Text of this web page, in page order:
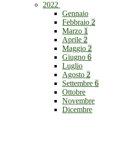
2022
Gennaio
Febbraio 2
Marzo 1
Aprile 2
Maggio 2
Giugno 6
Luglio
Agosto 2
Settembre 6
Ottobre
Novembre
Dicembre